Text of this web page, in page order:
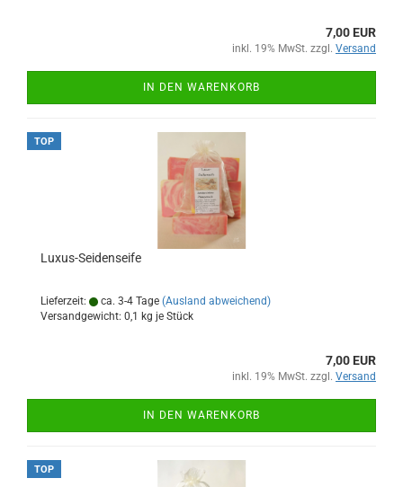
7,00 EUR
inkl. 19% MwSt. zzgl. Versand
IN DEN WARENKORB
TOP
Luxus-Seidenseife
Lieferzeit: ca. 3-4 Tage (Ausland abweichend)
Versandgewicht: 0,1 kg je Stück
7,00 EUR
inkl. 19% MwSt. zzgl. Versand
IN DEN WARENKORB
TOP